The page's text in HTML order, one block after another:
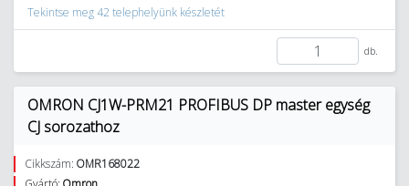
Tekintse meg 42 telephelyünk készletét
db.
OMRON CJ1W-PRM21 PROFIBUS DP master egység
CJ sorozathoz
Cikkszám: OMR168022